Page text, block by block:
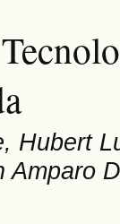
Hubert
Amparo